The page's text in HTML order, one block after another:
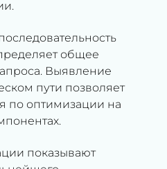
общее
Выявление
пути позволяет
по оптимизации на
показывают